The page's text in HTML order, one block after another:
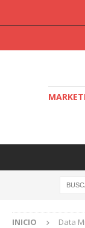
INICIO Data